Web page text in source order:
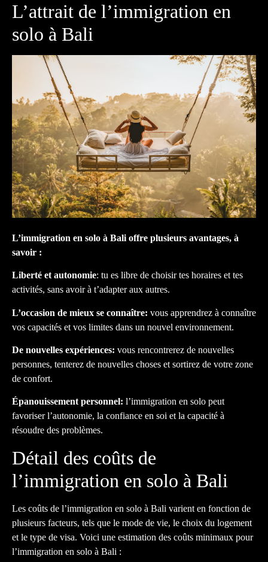
L’attrait de l’immigration en
solo à Bali
L’immigration en solo à Bali offre plusieurs avantages, à
savoir :
Liberté et autonomie: tu es libre de choisir tes horaires et tes
activités, sans avoir à t’adapter aux autres.
L’occasion de mieux se connaître: vous apprendrez à connaître
vos capacités et vos limites dans un nouvel environnement.
De nouvelles expériences: vous rencontrerez de nouvelles
personnes, tenterez de nouvelles choses et sortirez de votre zone
de confort.
Épanouissement personnel: l’immigration en solo peut
favoriser l’autonomie, la confiance en soi et la capacité à
résoudre des problèmes.
Détail des coûts de
l’immigration en solo à Bali
Les coûts de l’immigration en solo à Bali varient en fonction de
plusieurs facteurs, tels que le mode de vie, le choix du logement
et le type de visa. Voici une estimation des coûts minimaux pour
l’immigration en solo à Bali :